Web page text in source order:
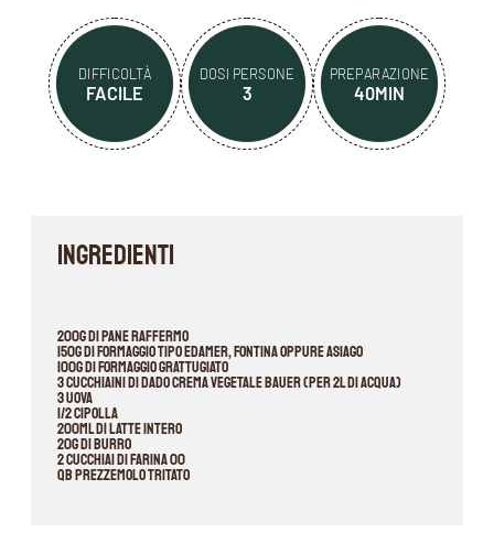
DIFFICOLTÀ
FACILE
DOSI PERSONE
3
PREPARAZIONE
40MIN
INGREDIENTI
200g di pane raffermo
150g di formaggio tipo edamer, fontina oppure asiago
100g di formaggio grattugiato
3 cucchiaini di DADO CREMA VEGETALE BAUER (per 2l di acqua)
3 uova
1/2 cipolla
200ml di latte intero
20g di burro
2 cucchiai di farina 00
qb prezzemolo tritato